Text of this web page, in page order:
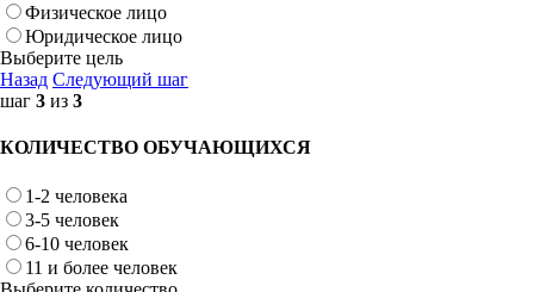
Физическое лицо
Юридическое лицо
Выберите цель
Назад Следующий шаг
шаг 3 из 3
КОЛИЧЕСТВО ОБУЧАЮЩИХСЯ
1-2 человека
3-5 человек
6-10 человек
11 и более человек